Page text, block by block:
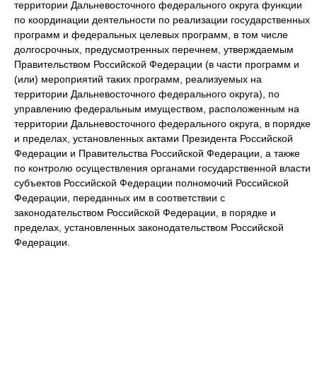
территории Дальневосточного федерального округа функции
по координации деятельности по реализации государственных
программ и федеральных целевых программ, в том числе
долгосрочных, предусмотренных перечнем, утверждаемым
Правительством Российской Федерации (в части программ и
(или) мероприятий таких программ, реализуемых на
территории Дальневосточного федерального округа), по
управлению федеральным имуществом, расположенным на
территории Дальневосточного федерального округа, в порядке
и пределах, установленных актами Президента Российской
Федерации и Правительства Российской Федерации, а также
по контролю осуществления органами государственной власти
субъектов Российской Федерации полномочий Российской
Федерации, переданных им в соответствии с
законодательством Российской Федерации, в порядке и
пределах, установленных законодательством Российской
Федерации.